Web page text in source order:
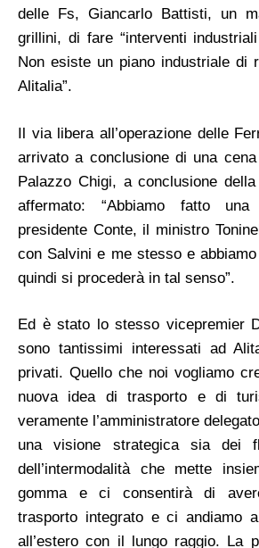
delle Fs, Giancarlo Battisti, un
grillini, di fare “interventi
Non esiste un piano industriale di
Alitalia”.
Il via libera all’operazione delle
arrivato a conclusione di una
Palazzo Chigi, a conclusione
affermato: “Abbiamo fatto
presidente Conte, il ministro
con Salvini e me stesso e
quindi si procederà in tal senso”.
Ed è stato lo stesso vicepremier
sono tantissimi interessati ad
privati. Quello che noi vogliamo
nuova idea di trasporto e di
veramente l’amministratore
una visione strategica sia dei
dell’intermodalità che mette
gomma e ci consentirà di
trasporto integrato e ci andiamo
all’estero con il lungo raggio. La